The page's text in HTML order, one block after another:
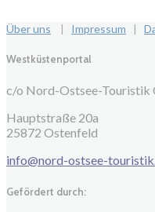
Über uns | Impressum |
Westküstenportal
c/o Nord-Ostsee-Touristik
Hauptstraße 20a
25872 Ostenfeld
info@nord-ostsee-
Gefördert durch: